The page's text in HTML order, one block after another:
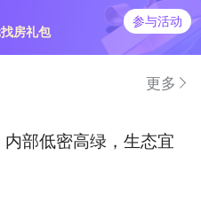
房礼包
参与活动
更多
部低密高绿，生态宜